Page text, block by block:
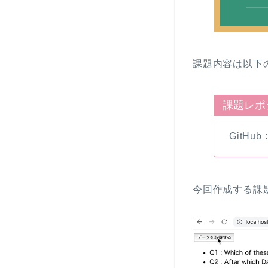
課題内容は以下
課題レ
GitHub
今回作成する課